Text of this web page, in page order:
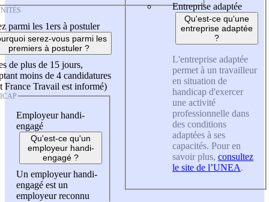
parmi les 1ers à postuler
serez-vous parmi les
premiers à postuler ?
de plus de 15 jours,
moins de 4 candidatures
France Travail est informé)
Employeur handi-
engagé
Qu'est-ce qu'un
employeur handi-
engagé ?
Un employeur handi-
engagé est un
employeur reconnu
Entreprise adaptée
Qu'est-ce qu'une
entreprise adaptée
?
L'entreprise adaptée
permet à un travailleur
en situation de
handicap d'exercer
une activité
professionnelle dans
des conditions
adaptées à ses
capacités. Pour en
savoir plus, consultez
le site de l’UNEA.